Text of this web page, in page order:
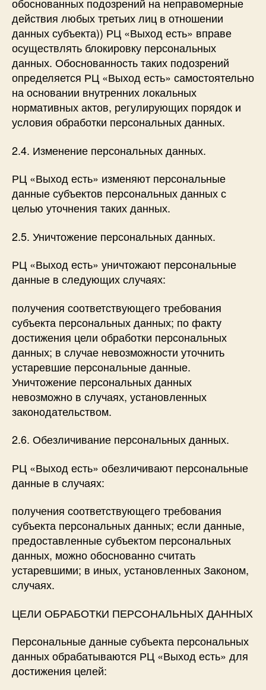
действия любых третьих лиц в отношении
данных субъекта)) РЦ «Выход есть» вправе
осуществлять блокировку персональных
данных. Обоснованность таких подозрений
определяется РЦ «Выход есть» самостоятельно
на основании внутренних локальных
нормативных актов, регулирующих порядок и
условия обработки персональных данных.
2.4. Изменение персональных данных.
РЦ «Выход есть» изменяют персональные
данные субъектов персональных данных с
целью уточнения таких данных.
2.5. Уничтожение персональных данных.
РЦ «Выход есть» уничтожают персональные
данные в следующих случаях:
получения соответствующего требования
субъекта персональных данных; по факту
достижения цели обработки персональных
данных; в случае невозможности уточнить
устаревшие персональные данные.
Уничтожение персональных данных
невозможно в случаях, установленных
законодательством.
2.6. Обезличивание персональных данных.
РЦ «Выход есть» обезличивают персональные
данные в случаях:
получения соответствующего требования
субъекта персональных данных; если данные,
предоставленные субъектом персональных
данных, можно обоснованно считать
устаревшими; в иных, установленных Законом,
случаях.
​ЦЕЛИ ОБРАБОТКИ ПЕРСОНАЛЬНЫХ ДАННЫХ
Персональные данные субъекта персональных
данных обрабатываются РЦ «Выход есть» для
достижения целей: